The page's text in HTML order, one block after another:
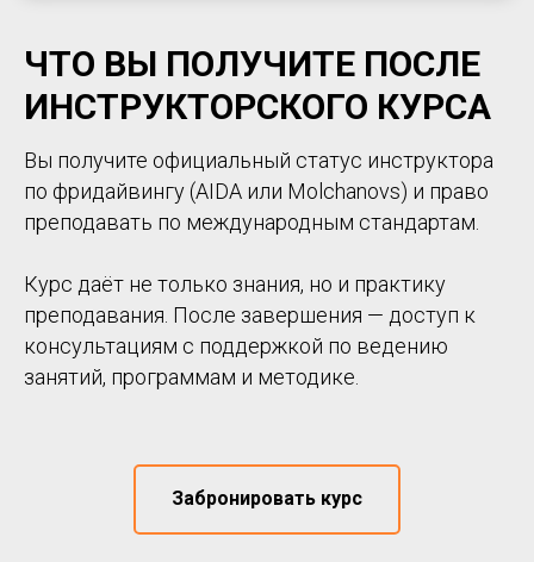
ЧТО ВЫ ПОЛУЧИТЕ ПОСЛЕ
ИНСТРУКТОРСКОГО КУРСА
Вы получите официальный статус инструктора
по фридайвингу (AIDA или Molchanovs) и право
преподавать по международным стандартам.
Курс даёт не только знания, но и практику
преподавания. После завершения — доступ к
консультациям с поддержкой по ведению
занятий, программам и методике.
Забронировать курс